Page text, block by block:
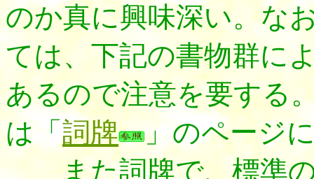
のか真に興味深い。な
ては、下記の書物群に
あるので注意を要する
は「詞牌
」のページ
また詞牌で、標準の